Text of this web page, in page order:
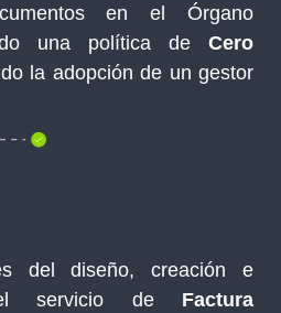
en el Órgano
una política de Cero
la adopción de un gestor
del diseño, creación e
servicio de Factura